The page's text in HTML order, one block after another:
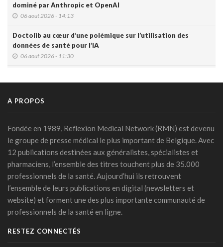
dominé par Anthropic et OpenAI
06 aout 2026 - 14:13
Doctolib au cœur d’une polémique sur l’utilisation des
données de santé pour l’IA
06 aout 2026 - 11:30
autorisés (Ordre)
29 juillet 2026 - 14:49
IA et prévention : une nouvelle génération de check-up
médicaux arrive
24 juillet 2026 - 09:14
France: le Parlement interdit les réseaux sociaux aux moins
de 15 ans, première en Europe
21 juillet 2026 - 20:39
A PROPOS
Fondée en 1989, Reflexion Medical Network (RMN) est devenu
le groupe de presse médical le plus important de Belgique. Avec
12 publications destinées aux généralistes, spécialistes et
pharmaciens, l’ensemble des titres touchent plus de 35.000
professionnels de la santé. Aujourd’hui ils retrouvent
l’ensemble de leurs publications en digital (newsletters et
website) et forment une des plus importante communauté de
professionnels de la santé en ligne.
RESTEZ CONNECTÉS